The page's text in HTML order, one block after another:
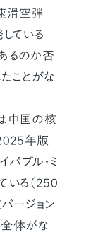
滑空弾
ている
るのか否
ことがな
中国の核
年版
パブル・ミ
いる（250
ージョン
全体がな